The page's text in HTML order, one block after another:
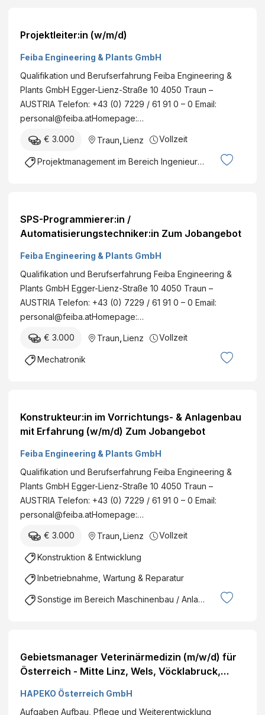
Projektleiter:in (w/m/d)
Feiba Engineering & Plants GmbH
Qualifikation und Berufserfahrung Feiba Engineering &
Plants GmbH Egger-Lienz-Straße 10 4050 Traun –
AUSTRIA Telefon: +43 (0) 7229 / 61 91 0 – 0 Email:
personal@feiba.atHomepage:…
€ 3.000 Traun Lienz Vollzeit
Projektmanagement im Bereich Ingenieurswesen
SPS-Programmierer:in /
Automatisierungstechniker:in Zum Jobangebot
Feiba Engineering & Plants GmbH
Qualifikation und Berufserfahrung Feiba Engineering &
Plants GmbH Egger-Lienz-Straße 10 4050 Traun –
AUSTRIA Telefon: +43 (0) 7229 / 61 91 0 – 0 Email:
personal@feiba.atHomepage:…
€ 3.000 Traun Lienz Vollzeit
Mechatronik
Konstrukteur:in im Vorrichtungs- & Anlagenbau
mit Erfahrung (w/m/d) Zum Jobangebot
Feiba Engineering & Plants GmbH
Qualifikation und Berufserfahrung Feiba Engineering &
Plants GmbH Egger-Lienz-Straße 10 4050 Traun –
AUSTRIA Telefon: +43 (0) 7229 / 61 91 0 – 0 Email:
personal@feiba.atHomepage:…
€ 3.000 Traun Lienz Vollzeit
Konstruktion & Entwicklung
Inbetriebnahme, Wartung & Reparatur
Sonstige im Bereich Maschinenbau / Anlagenbau
Gebietsmanager Veterinärmedizin (m/w/d) für
Österreich - Mitte Linz, Wels, Vöcklabruck,
Lienz Mobiles Arbeiten möglich–EUR
HAPEKO Österreich GmbH
Aufgaben Aufbau, Pflege und Weiterentwicklung